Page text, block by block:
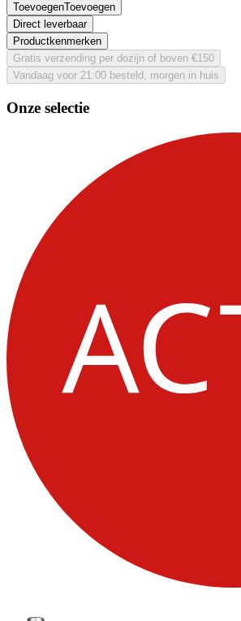
ToevoegenToevoegen
Direct leverbaar
Productkenmerken
Gratis verzending per dozijn of boven €150
Vandaag voor 21:00 besteld, morgen in huis
Onze selectie